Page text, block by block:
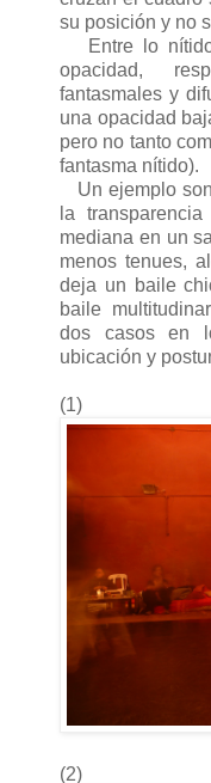
su posición y no
Entre lo
opacidad,
fantasmales y
una opacidad
pero no tanto
fantasma nítido).
Un ejemplo
la
mediana en un
menos tenues,
deja un baile
baile
dos casos en
ubicación y
(1)
(2)